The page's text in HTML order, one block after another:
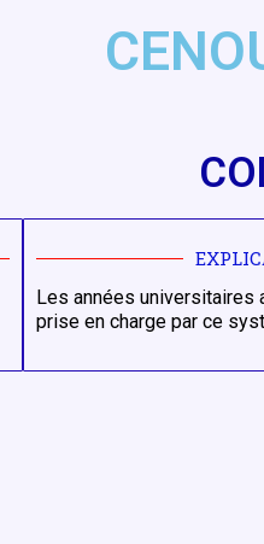
Les années universitaires
prise en charge par ce